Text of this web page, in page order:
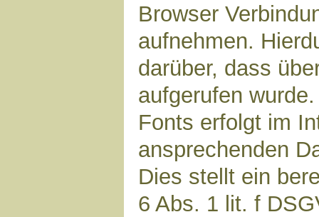
Browser
aufnehmen.
darüber, dass
aufgerufen
Fonts erfolgt im
ansprechenden
Dies stellt ein
6 Abs. 1 lit. f